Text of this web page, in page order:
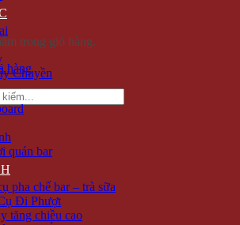
trong giỏ hàng.
hàng
Chuyền
quán bar
pha chế bar – trà sữa
Đi Phượt
tăng chiều cao